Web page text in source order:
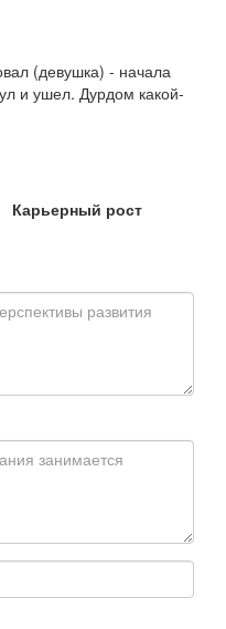
(девушка) - начала
и ушел. Дурдом какой-
Карьерный рост